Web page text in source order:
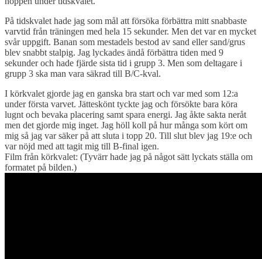
På tidskvalet hade jag som mål att försöka förbättra mitt snabbaste
varvtid från träningen med hela 15 sekunder. Men det var en mycket
svår uppgift. Banan som mestadels bestod av sand eller sand/grus
blev snabbt stalpig. Jag lyckades ändå förbättra tiden med 9
sekunder och hade fjärde sista tid i grupp 3. Men som deltagare i
grupp 3 ska man vara säkrad till B/C-kval.
I körkvalet gjorde jag en ganska bra start och var med som 12:a
under första varvet. Jätteskönt tyckte jag och försökte bara köra
lugnt och bevaka placering samt spara energi. Jag åkte sakta neråt
men det gjorde mig inget. Jag höll koll på hur många som kört om
mig så jag var säker på att sluta i topp 20. Till slut blev jag 19:e och
var nöjd med att tagit mig till B-final igen.
Film från körkvalet: (Tyvärr hade jag på något sätt lyckats ställa om
formatet på bilden.)